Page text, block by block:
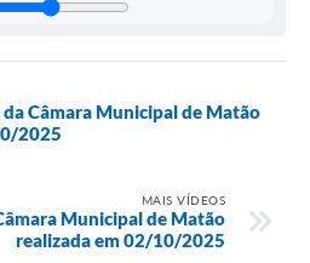
da Câmara Municipal de Matão
2025
MAIS VÍDEOS
Municipal de Matão
realizada em 02/10/2025